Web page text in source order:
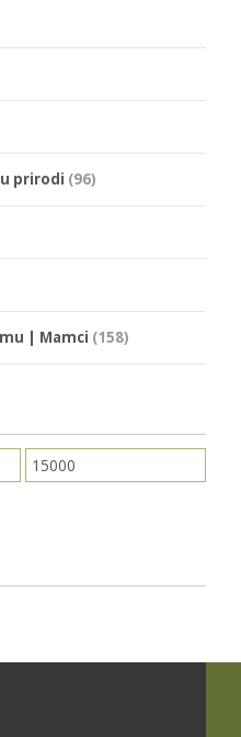
prirodi (96)
| Mamci (158)
Максимална